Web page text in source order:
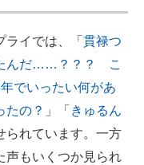
イでは、「 貫禄つ
んだ……？？？ こ
でいったい何があ
の？ 」「 きゅるん
られています。一方
声もいくつか見られ